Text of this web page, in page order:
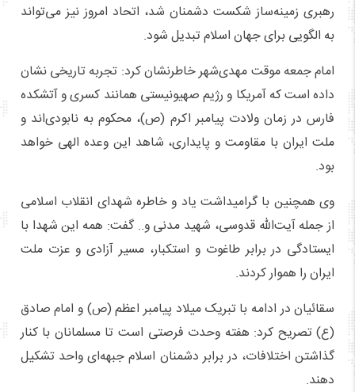
رهبری زمینه‌ساز شکست دشمنان شد، اتحاد امروز نیز می‌تواند
به الگویی برای جهان اسلام تبدیل شود.
امام جمعه موقت مهدی‌شهر خاطرنشان کرد: تجربه تاریخی نشان
داده است که آمریکا و رژیم صهیونیستی همانند کسری و آتشکده
فارس در زمان ولادت پیامبر اکرم (ص)، محکوم به نابودی‌اند و
ملت ایران با مقاومت و پایداری، شاهد این وعده الهی خواهد
بود.
وی همچنین با گرامیداشت یاد و خاطره شهدای انقلاب اسلامی
از جمله آیت‌الله قدوسی، شهید مدنی و.. گفت: همه این شهدا با
ایستادگی در برابر طاغوت و استکبار، مسیر آزادی و عزت ملت
ایران را هموار کردند.
سقائیان در ادامه با تبریک میلاد پیامبر اعظم (ص) و امام صادق
(ع) تصریح کرد: هفته وحدت فرصتی است تا مسلمانان با کنار
گذاشتن اختلافات، در برابر دشمنان اسلام جبهه‌ای واحد تشکیل
دهند.